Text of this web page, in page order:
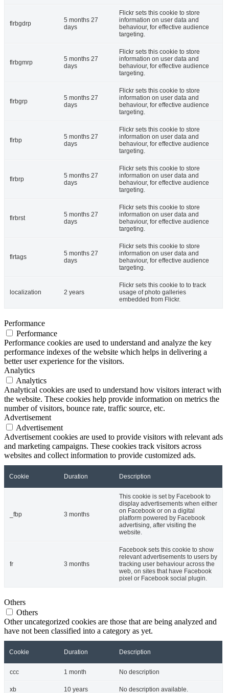
flrbgdrp
5 months 27
days
Flickr sets this cookie to store
information on user data and
behaviour, for effective audience
targeting.
flrbgmrp
5 months 27
days
Flickr sets this cookie to store
information on user data and
behaviour, for effective audience
targeting.
flrbgrp
5 months 27
days
Flickr sets this cookie to store
information on user data and
behaviour, for effective audience
targeting.
flrbp
5 months 27
days
Flickr sets this cookie to store
information on user data and
behaviour, for effective audience
targeting.
flrbrp
5 months 27
days
Flickr sets this cookie to store
information on user data and
behaviour, for effective audience
targeting.
flrbrst
5 months 27
days
Flickr sets this cookie to store
information on user data and
behaviour, for effective audience
targeting.
flrtags
5 months 27
days
Flickr sets this cookie to store
information on user data and
behaviour, for effective audience
targeting.
localization 2 years
Flickr sets this cookie to to track
usage of photo galleries
embedded from Flickr.
Performance
Performance
Performance cookies are used to understand and analyze the key
performance indexes of the website which helps in delivering a
better user experience for the visitors.
Analytics
Analytics
Analytical cookies are used to understand how visitors interact with
the website. These cookies help provide information on metrics the
number of visitors, bounce rate, traffic source, etc.
Advertisement
Advertisement
Advertisement cookies are used to provide visitors with relevant ads
and marketing campaigns. These cookies track visitors across
websites and collect information to provide customized ads.
Cookie Duration Description
_fbp 3 months
This cookie is set by Facebook to
display advertisements when either
on Facebook or on a digital
platform powered by Facebook
advertising, after visiting the
website.
fr 3 months
Facebook sets this cookie to show
relevant advertisements to users by
tracking user behaviour across the
web, on sites that have Facebook
pixel or Facebook social plugin.
Others
Others
Other uncategorized cookies are those that are being analyzed and
have not been classified into a category as yet.
Cookie Duration Description
ccc 1 month No description
xb 10 years No description available.